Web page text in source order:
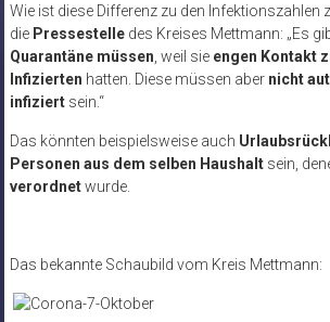
Wie ist diese Differenz zu den Infektionszahlen
die Pressestelledes Kreises Mettmann: „Es
Quarantäne müssen , weil sie engen Kontakt
Infizierten hatten. Diese müssen aber nicht
infiziertsein.“
Das könnten beispielsweise auch
Personen aus dem selben Haushaltsein,
verordnetwurde.
Das bekannte Schaubild vom Kreis Mettmann: